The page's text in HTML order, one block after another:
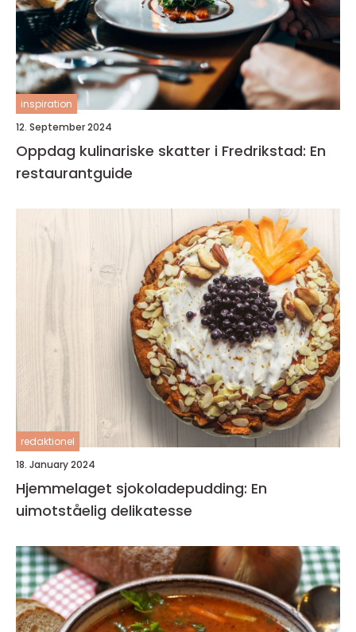
inspiration
12. September 2024
Oppdag kulinariske skatter i Fredrikstad: En
restaurantguide
redaktionel
18. January 2024
Hjemmelaget sjokoladepudding: En
uimotståelig delikatesse